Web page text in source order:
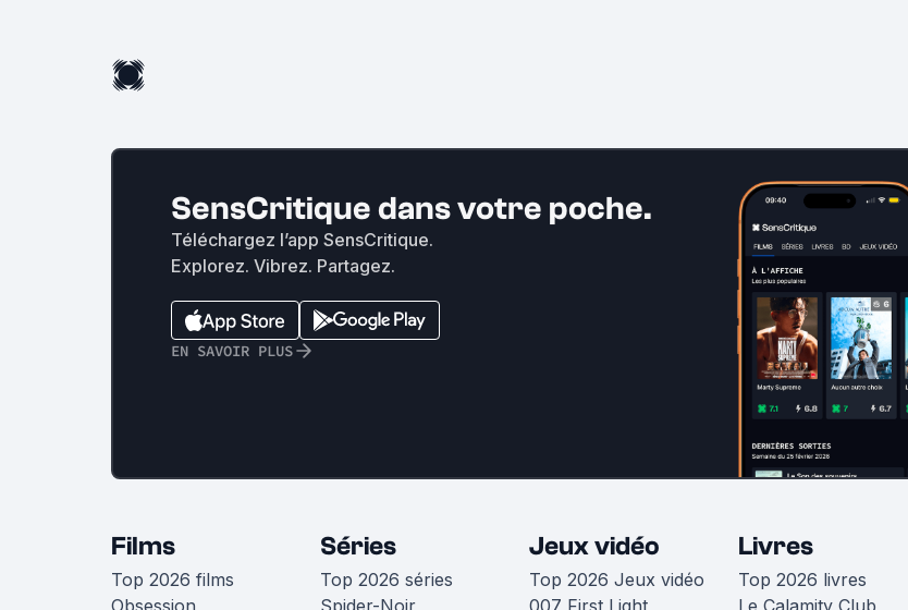
SensCritique dans votre poche.
Téléchargez l’app SensCritique.
Explorez. Vibrez. Partagez.
EN SAVOIR PLUS
Films
Top 2026 films
Obsession
Séries
Top 2026 séries
Spider-Noir
Jeux vidéo
Top 2026 Jeux vidéo
007 First Light
Livres
Top 2026 livres
Le Calamity Club